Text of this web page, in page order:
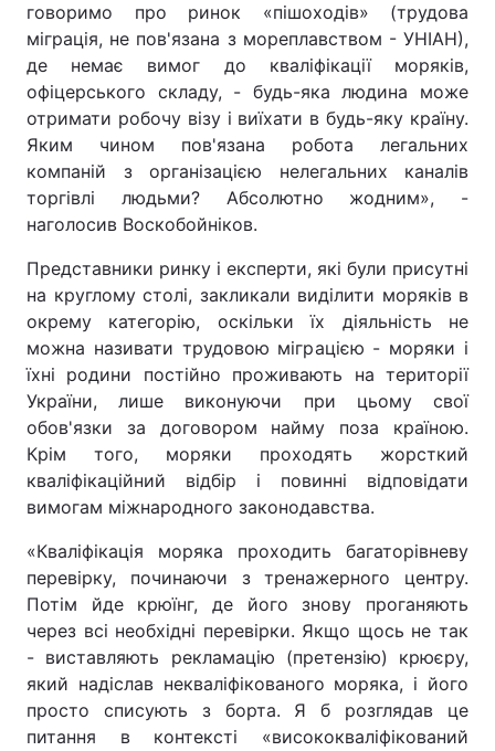
Тема оформлення
говоримо про ринок «пішоходів» (трудова
міграція, не пов'язана з мореплавством - УНІАН),
де немає вимог до кваліфікації моряків,
офіцерського складу, - будь-яка людина може
отримати робочу візу і виїхати в будь-яку країну.
Яким чином пов'язана робота легальних
компаній з організацією нелегальних каналів
торгівлі людьми? Абсолютно жодним», -
наголосив Воскобойніков.
Представники ринку і експерти, які були присутні
на круглому столі, закликали виділити моряків в
окрему категорію, оскільки їх діяльність не
можна називати трудовою міграцією - моряки і
їхні родини постійно проживають на території
України, лише виконуючи при цьому свої
обов'язки за договором найму поза країною.
Крім того, моряки проходять жорсткий
кваліфікаційний відбір і повинні відповідати
вимогам міжнародного законодавства.
«Кваліфікація моряка проходить багаторівневу
перевірку, починаючи з тренажерного центру.
Потім йде крюїнг, де його знову проганяють
через всі необхідні перевірки. Якщо щось не так
- виставляють рекламацію (претензію) крюєру,
який надіслав некваліфікованого моряка, і його
просто списують з борта. Я б розглядав це
питання в контексті «висококваліфікований